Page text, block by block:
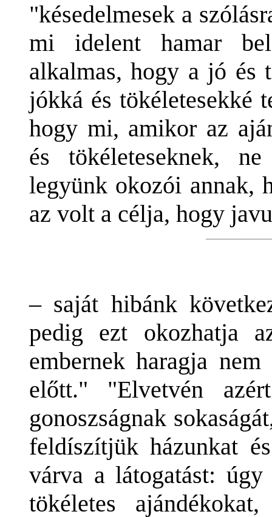
"késedelmesek a
mi idelent hamar
alkalmas, hogy a jó és
jókká és tökéletesekké
hogy mi, amikor az
és tökéleteseknek,
legyünk okozói annak,
az volt a célja, hogy
– saját hibánk
pedig ezt okozhatja
embernek haragja
előtt." "Elvetvén
gonoszságnak
feldíszítjük házunkat
várva a látogatást:
tökéletes